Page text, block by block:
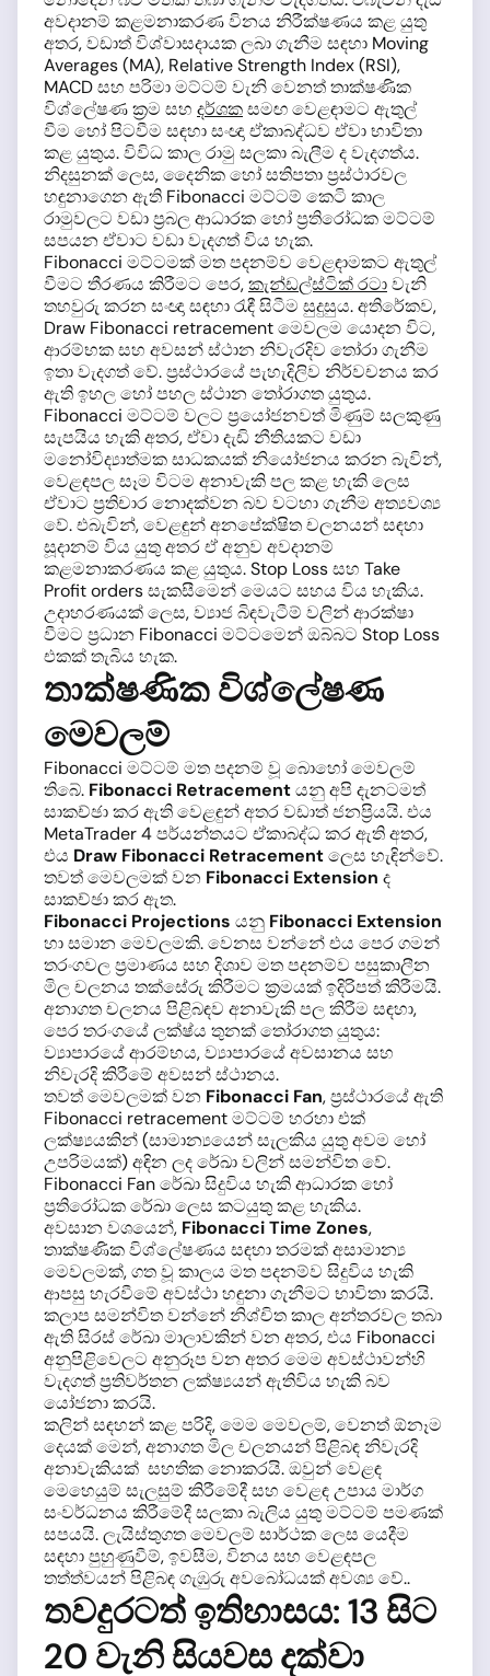
අවදානම් කළමනාකරණ විනය නිරීක්ෂණය කළ යුතු
අතර, වඩාත් විශ්වාසදායක ලබා ගැනීම සඳහා Moving
Averages (MA), Relative Strength Index (RSI),
MACD සහ පරිමා මට්ටම් වැනි වෙනත් තාක්ෂණික
විශ්ලේෂණ ක්‍රම සහ දර්ශකසමඟ වෙළඳාමට ඇතුල්
වීම හෝ පිටවීම සඳහා සංඥා ඒකාබද්ධව ඒවා භාවිතා
කළ යුතුය. විවිධ කාල රාමු සලකා බැලීම ද වැදගත්ය.
නිදසුනක් ලෙස, දෛනික හෝ සතිපතා ප්‍රස්ථාරවල
හඳුනාගෙන ඇති Fibonacci මට්ටම් කෙටි කාල
රාමුවලට වඩා ප්‍රබල ආධාරක හෝ ප්‍රතිරෝධක මට්ටම්
සපයන ඒවාට වඩා වැදගත් විය හැක.
Fibonacci මට්ටමක් මත පදනම්ව වෙළඳාමකට ඇතුල්
වීමට තීරණය කිරීමට පෙර,කැන්ඩල්ස්ටික් රටාවැනි
තහවුරු කරන සංඥා සඳහා රැඳී සිටීම සුදුසුය. අතිරේකව,
Draw Fibonacci retracement මෙවලම යොදන විට,
ආරම්භක සහ අවසන් ස්ථාන නිවැරදිව තෝරා ගැනීම
ඉතා වැදගත් වේ. ප්‍රස්ථාරයේ පැහැදිලිව නිර්වචනය කර
ඇති ඉහල හෝ පහල ස්ථාන තෝරාගත යුතුය.
Fibonacci මට්ටම් වලට ප්‍රයෝජනවත් මිණුම් සලකුණු
සැපයිය හැකි අතර, ඒවා දැඩි නීතියකට වඩා
මනෝවිද්‍යාත්මක සාධකයක් නියෝජනය කරන බැවින්,
වෙළඳපල සෑම විටම අනාවැකි පල කළ හැකි ලෙස
ඒවාට ප්‍රතිචාර නොදක්වන බව වටහා ගැනීම අත්‍යවශ්‍ය
වේ. එබැවින්, වෙළඳුන් අනපේක්ෂිත චලනයන් සඳහා
සූදානම් විය යුතු අතර ඒ අනුව අවදානම්
කළමනාකරණය කළ යුතුය. Stop Loss සහ Take
Profit orders සැකසීමෙන් මෙයට සහය විය හැකිය.
උදාහරණයක් ලෙස, ව්‍යාජ බිඳවැටීම් වලින් ආරක්ෂා
වීමට ප්‍රධාන Fibonacci මට්ටමෙන් ඔබ්බට Stop Loss
එකක් තැබිය හැක.
තාක්ෂණික විශ්ලේෂණ
මෙවලම්
Fibonacci මට්ටම් මත පදනම් වූ බොහෝ මෙවලම්
තිබේ. Fibonacci Retracementයනු අපි දැනටමත්
සාකච්ඡා කර ඇති වෙළඳුන් අතර වඩාත් ජනප්‍රියයි. එය
MetaTrader 4 පර්යන්තයට ඒකාබද්ධ කර ඇති අතර,
එය Draw Fibonacci Retracementලෙස හැඳින්වේ.
තවත් මෙවලමක් වන Fibonacci Extension ද
සාකච්ඡා කර ඇත.
Fibonacci Projections යනු Fibonacci Extension
හා සමාන මෙවලමකි. වෙනස වන්නේ එය පෙර ගමන්
තරංගවල ප්‍රමාණය සහ දිශාව මත පදනම්ව පසුකාලීන
මිල චලනය තක්සේරු කිරීමට ක්‍රමයක් ඉදිරිපත් කිරීමයි.
අනාගත චලනය පිළිබඳව අනාවැකි පල කිරීම සඳහා,
පෙර තරංගයේ ලක්ෂ්ය තුනක් තෝරාගත යුතුය:
ව්‍යාපාරයේ ආරම්භය, ව්‍යාපාරයේ අවසානය සහ
නිවැරදි කිරීමේ අවසන් ස්ථානය.
තවත් මෙවලමක් වන Fibonacci Fan, ප්‍රස්ථාරයේ ඇති
Fibonacci retracement මට්ටම් හරහා එක්
ලක්ෂ්‍යයකින් (සාමාන්‍යයෙන් සැලකිය යුතු අවම හෝ
උපරිමයක්) අඳින ලද රේඛා වලින් සමන්විත වේ.
Fibonacci Fan රේඛා සිදුවිය හැකි ආධාරක හෝ
ප්‍රතිරෝධක රේඛා ලෙස කටයුතු කළ හැකිය.
අවසාන වශයෙන්, Fibonacci Time Zones,
තාක්ෂණික විශ්ලේෂණය සඳහා තරමක් අසාමාන්‍ය
මෙවලමක්, ගත වූ කාලය මත පදනම්ව සිදුවිය හැකි
ආපසු හැරවීමේ අවස්ථා හඳුනා ගැනීමට භාවිතා කරයි.
කලාප සමන්විත වන්නේ නිශ්චිත කාල අන්තරවල තබා
ඇති සිරස් රේඛා මාලාවකින් වන අතර, එය Fibonacci
අනුපිළිවෙලට අනුරූප වන අතර මෙම අවස්ථාවන්හි
වැදගත් ප්‍රතිවර්තන ලක්ෂ්‍යයන් ඇතිවිය හැකි බව
යෝජනා කරයි.
කලින් සඳහන් කළ පරිදි, මෙම මෙවලම්, වෙනත් ඕනෑම
දෙයක් මෙන්, අනාගත මිල චලනයන් පිළිබඳ නිවැරදි
අනාවැකියක් සහතික නොකරයි. ඔවුන් වෙළඳ
මෙහෙයුම් සැලසුම් කිරීමේදී සහ වෙළඳ උපාය මාර්ග
සංවර්ධනය කිරීමේදී සලකා බැලිය යුතු මට්ටම් පමණක්
සපයයි. ලැයිස්තුගත මෙවලම් සාර්ථක ලෙස යෙදීම
සඳහා පුහුණුවීම්, ඉවසීම, විනය සහ වෙළඳපල
තත්ත්වයන් පිළිබඳ ගැඹුරු අවබෝධයක් අවශ්‍ය වේ..
තවදුරටත් ඉතිහාසය: 13 සිට
20 වැනි සියවස දක්වා